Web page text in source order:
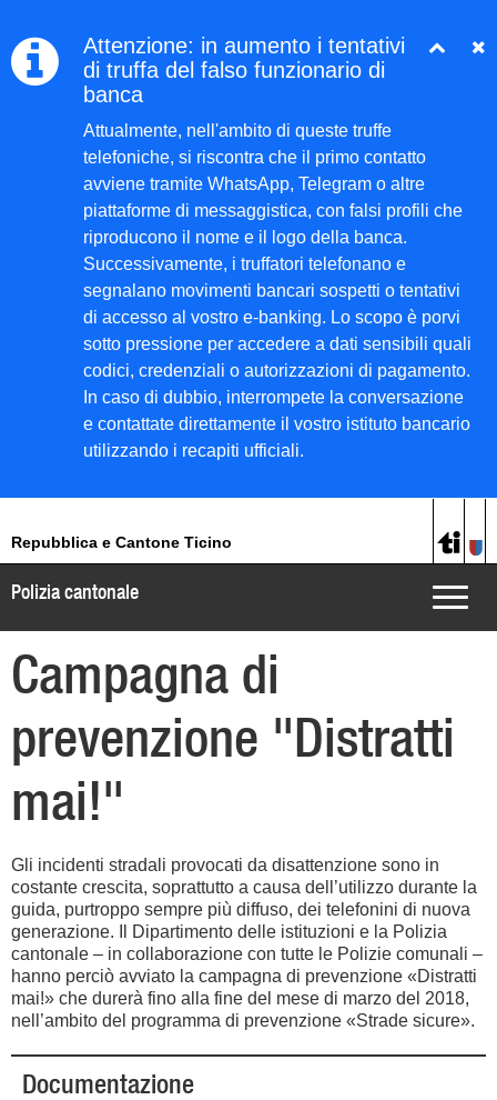
Attenzione: in aumento i tentativi
di truffa del falso funzionario di
banca
Attualmente, nell'ambito di queste truffe
telefoniche, si riscontra che il primo contatto
avviene tramite WhatsApp, Telegram o altre
piattaforme di messaggistica, con falsi profili che
riproducono il nome e il logo della banca.
Successivamente, i truffatori telefonano e
segnalano movimenti bancari sospetti o tentativi
di accesso al vostro e-banking. Lo scopo è porvi
sotto pressione per accedere a dati sensibili quali
codici, credenziali o autorizzazioni di pagamento.
In caso di dubbio, interrompete la conversazione
e contattate direttamente il vostro istituto bancario
utilizzando i recapiti ufficiali.
Repubblica e Cantone Ticino
Toggle
Polizia cantonale
Campagna di
prevenzione "Distratti
mai!"
Gli incidenti stradali provocati da disattenzione sono in
costante crescita, soprattutto a causa dell’utilizzo durante la
guida, purtroppo sempre più diffuso, dei telefonini di nuova
generazione. Il Dipartimento delle istituzioni e la Polizia
cantonale – in collaborazione con tutte le Polizie comunali –
hanno perciò avviato la campagna di prevenzione «Distratti
mai!» che durerà fino alla fine del mese di marzo del 2018,
nell’ambito del programma di prevenzione «Strade sicure».
Documentazione